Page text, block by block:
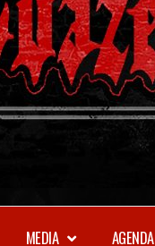
MEDIA AGENDA